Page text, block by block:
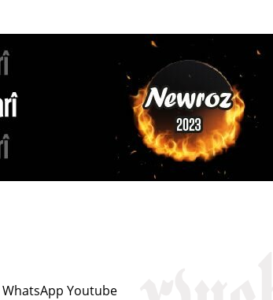
WhatsApp Youtube